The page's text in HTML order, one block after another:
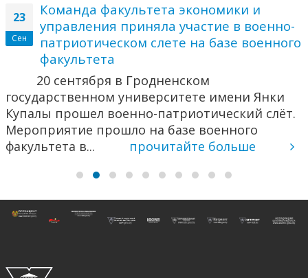
23
Сен
Команда факультета экономики и
управления приняла участие в военно-
патриотическом слете на базе военного
факультета
20 сентября в Гродненском
государственном университете имени Янки
Купалы прошел военно-патриотический слёт.
Мероприятие прошло на базе военного
факультета в...
прочитайте больше